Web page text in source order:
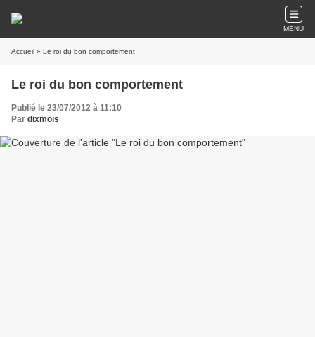
MENU
Accueil » Le roi du bon comportement
Le roi du bon comportement
Publié le 23/07/2012 à 11:10
Par dixmois